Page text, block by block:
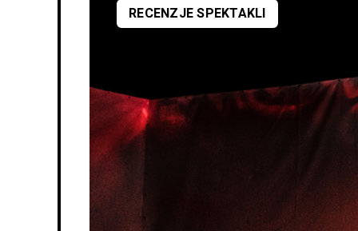
RECENZJE SPEKTAKLI